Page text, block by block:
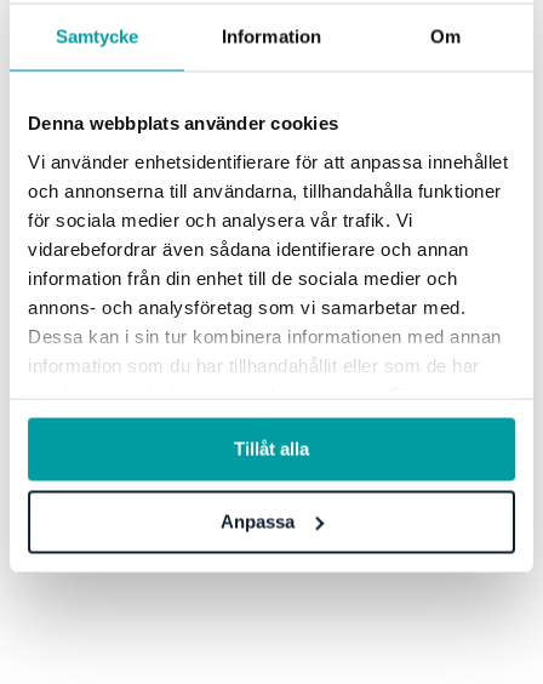
Samtycke Information Om
Denna webbplats använder cookies
Vi använder enhetsidentifierare för att anpassa innehållet
och annonserna till användarna, tillhandahålla funktioner
för sociala medier och analysera vår trafik. Vi
vidarebefordrar även sådana identifierare och annan
information från din enhet till de sociala medier och
annons- och analysföretag som vi samarbetar med.
Dessa kan i sin tur kombinera informationen med annan
information som du har tillhandahållit eller som de har
information, se vårintegritetspolicy.
Tillåt alla
Anpassa
Produkter
Upptäck mer
Onboarding
Boka demo
Kontakt
Utbildningar
Kunder
Nyheter & Press